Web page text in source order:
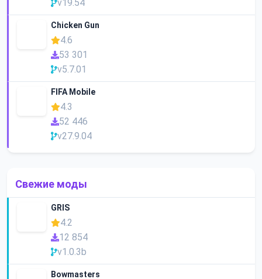
v19.54
Chicken Gun
4.6
53 301
v5.7.01
FIFA Mobile
4.3
52 446
v27.9.04
Свежие моды
GRIS
4.2
12 854
v1.0.3b
Bowmasters